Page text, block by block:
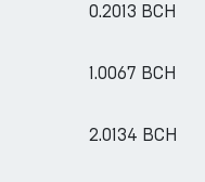
0.2013 BCH
1.0067 BCH
2.0134 BCH